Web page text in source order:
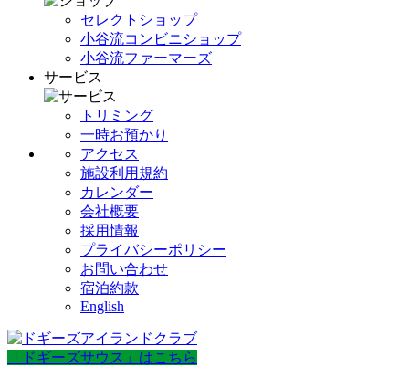
セレクトショップ
小谷流コンビニショップ
小谷流ファーマーズ
サービス
トリミング
一時お預かり
アクセス
施設利用規約
カレンダー
会社概要
採用情報
プライバシーポリシー
お問い合わせ
宿泊約款
English
「ドギーズサウス」はこちら